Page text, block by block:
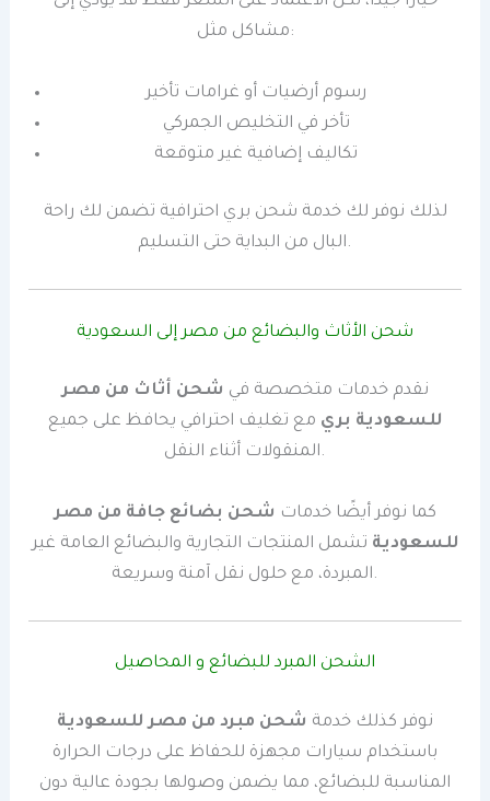
مشاكل مثل:
رسوم أرضيات أو غرامات تأخير
تأخر في التخليص الجمركي
تكاليف إضافية غير متوقعة
لذلك نوفر لك خدمة شحن بري احترافية تضمن لك راحة
البال من البداية حتى التسليم.
شحن الأثاث والبضائع من مصر إلى السعودية
نقدم خدمات متخصصة في شحن أثاث من مصر
للسعودية بري مع تغليف احترافي يحافظ على جميع
المنقولات أثناء النقل.
كما نوفر أيضًا خدمات شحن بضائع جافة من مصر
للسعودية تشمل المنتجات التجارية والبضائع العامة غير
المبردة، مع حلول نقل آمنة وسريعة.
الشحن المبرد للبضائع و المحاصيل
نوفر كذلك خدمة شحن مبرد من مصر للسعودية
باستخدام سيارات مجهزة للحفاظ على درجات الحرارة
المناسبة للبضائع، مما يضمن وصولها بجودة عالية دون